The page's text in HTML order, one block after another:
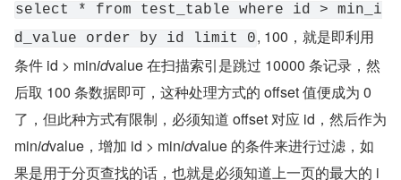
select * from test_table where id > min_i
d_value order by id limit 0, 100，就是即利用
条件 id > minidvalue 在扫描索引是跳过 10000 条记录，然
后取 100 条数据即可，这种处理方式的 offset 值便成为 0
了，但此种方式有限制，必须知道 offset 对应 id，然后作为
minidvalue，增加 id > minidvalue 的条件来进行过滤，如
果是用于分页查找的话，也就是必须知道上一页的最大的 i